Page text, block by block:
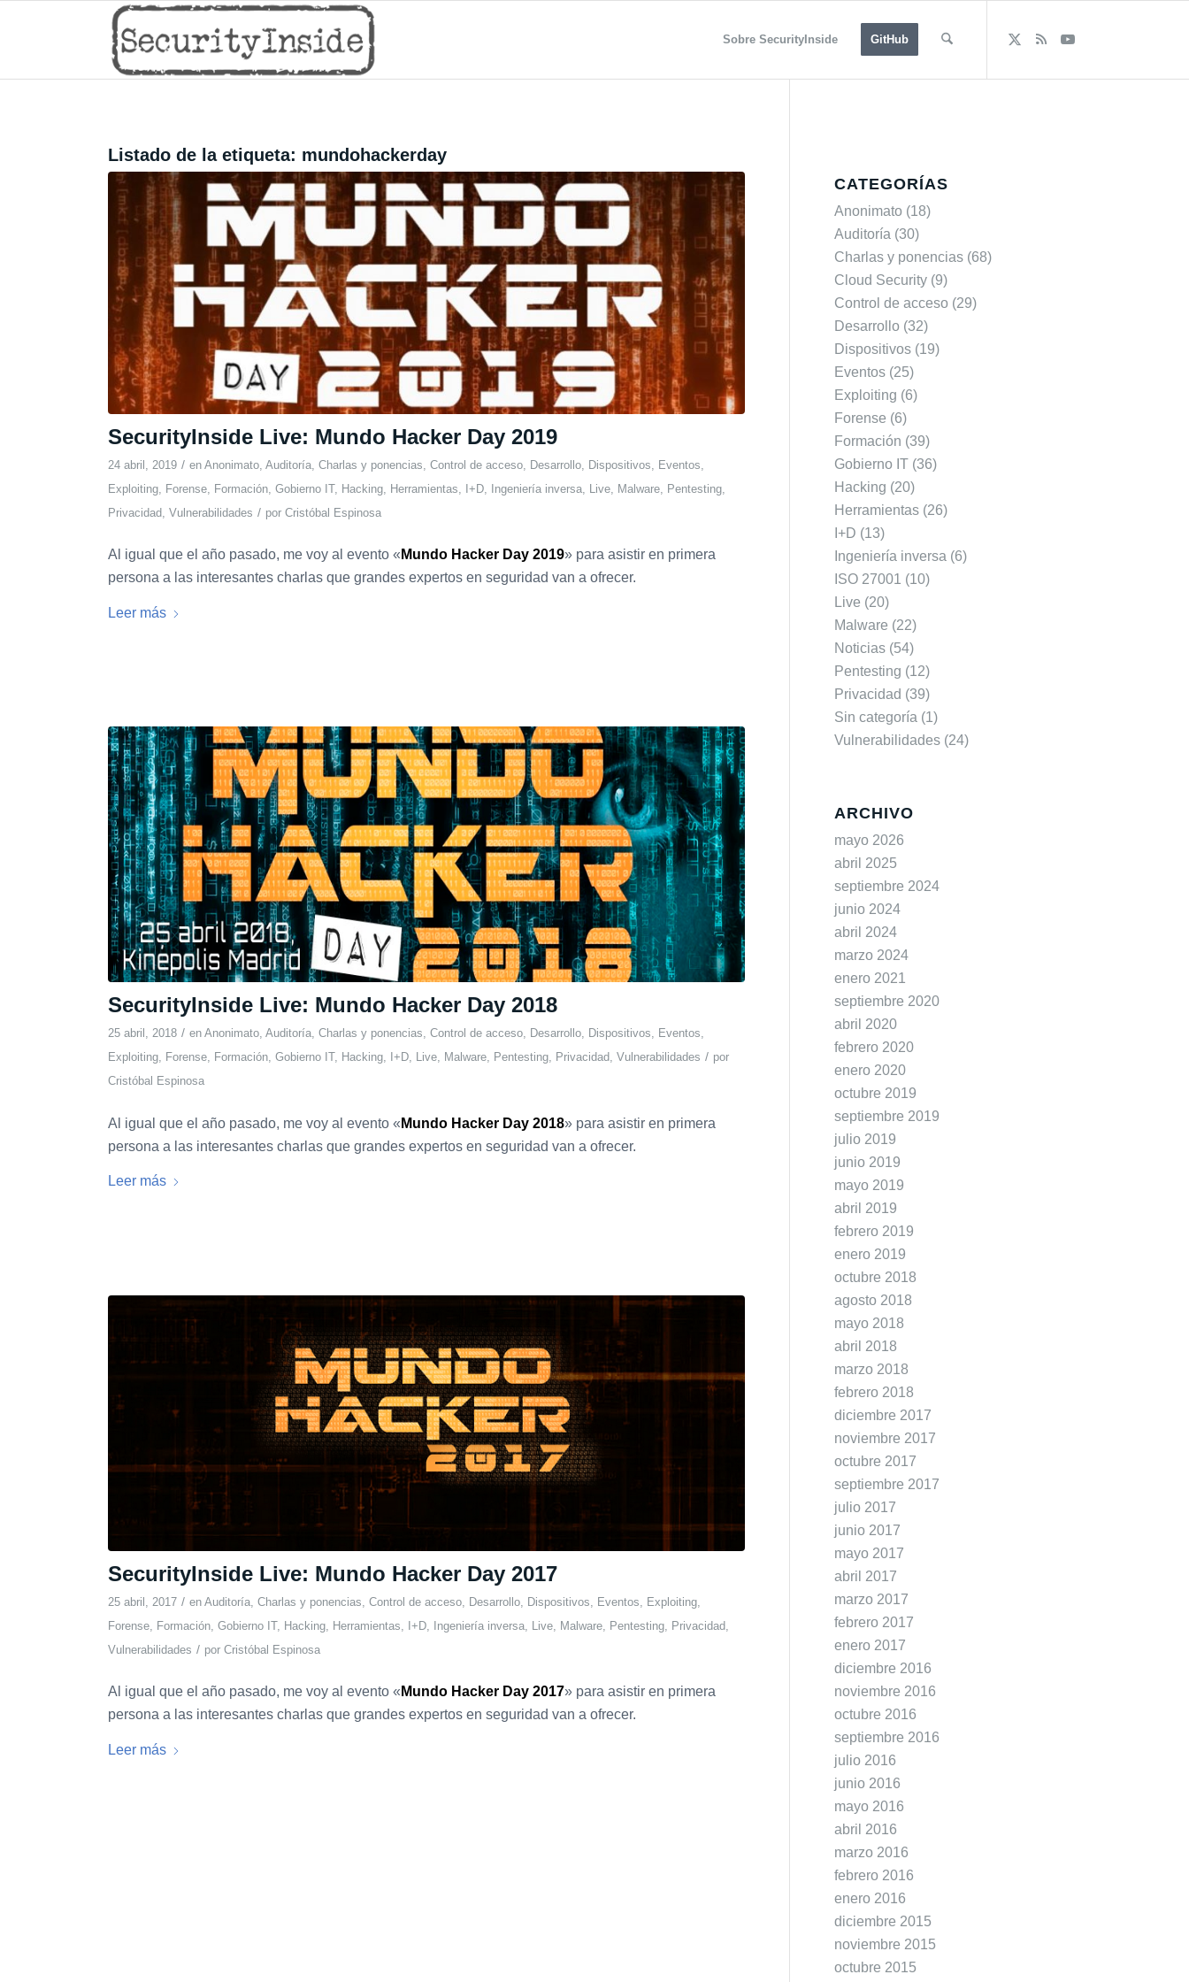
Sobre SecurityInside GitHub
Listado de la etiqueta: mundohackerday
SecurityInside Live: Mundo Hacker Day 2019
24 abril, 2019 / en Anonimato Auditoría Charlas y ponencias Control de acceso Desarrollo Dispositivos Eventos
Exploiting Forense Formación Gobierno IT, Hacking Herramientas I+D Ingeniería inversa Live Malware Pentesting
Privacidad Vulnerabilidades / por Cristóbal Espinosa
Al igual que el año pasado, me voy al evento « Mundo Hacker Day 2019» para asistir en primera
persona a las interesantes charlas que grandes expertos en seguridad van a ofrecer.
Leer más
SecurityInside Live: Mundo Hacker Day 2018
25 abril, 2018 / en Anonimato, Auditoría, Charlas y ponencias, Control de acceso, Desarrollo, Dispositivos, Eventos,
Exploiting, Forense, Formación, Gobierno IT, Hacking, I+D, Live, Malware, Pentesting, Privacidad, Vulnerabilidades / por
Cristóbal Espinosa
Al igual que el año pasado, me voy al evento « Mundo Hacker Day 2018» para asistir en primera
persona a las interesantes charlas que grandes expertos en seguridad van a ofrecer.
Leer más
SecurityInside Live: Mundo Hacker Day 2017
25 abril, 2017 / en Auditoría Charlas y ponencias Control de acceso Desarrollo Dispositivos Eventos Exploiting
Forense
Formación Gobierno IT, Hacking Herramientas I+D Ingeniería inversa Live Malware Pentesting Privacidad
Vulnerabilidades / por Cristóbal Espinosa
Al igual que el año pasado, me voy al evento « Mundo Hacker Day 2017» para asistir en primera
persona a las interesantes charlas que grandes expertos en seguridad van a ofrecer.
Leer más
CATEGORÍAS
Anonimato (18)
Auditoría (30)
Charlas y ponencias (68)
Cloud Security (9)
Control de acceso (29)
Desarrollo (32)
Dispositivos (19)
Eventos (25)
Exploiting (6)
Forense (6)
Formación (39)
Gobierno IT (36)
Hacking (20)
Herramientas (26)
I+D (13)
Ingeniería inversa (6)
ISO 27001 (10)
Live (20)
Malware (22)
Noticias (54)
Pentesting (12)
Privacidad (39)
Sin categoría (1)
Vulnerabilidades (24)
ARCHIVO
mayo 2026
abril 2025
septiembre 2024
junio 2024
abril 2024
marzo 2024
enero 2021
septiembre 2020
abril 2020
febrero 2020
enero 2020
octubre 2019
septiembre 2019
julio 2019
junio 2019
mayo 2019
abril 2019
febrero 2019
enero 2019
octubre 2018
agosto 2018
mayo 2018
abril 2018
marzo 2018
febrero 2018
diciembre 2017
noviembre 2017
octubre 2017
septiembre 2017
julio 2017
junio 2017
mayo 2017
abril 2017
marzo 2017
febrero 2017
enero 2017
diciembre 2016
noviembre 2016
octubre 2016
septiembre 2016
julio 2016
junio 2016
mayo 2016
abril 2016
marzo 2016
febrero 2016
enero 2016
diciembre 2015
noviembre 2015
octubre 2015